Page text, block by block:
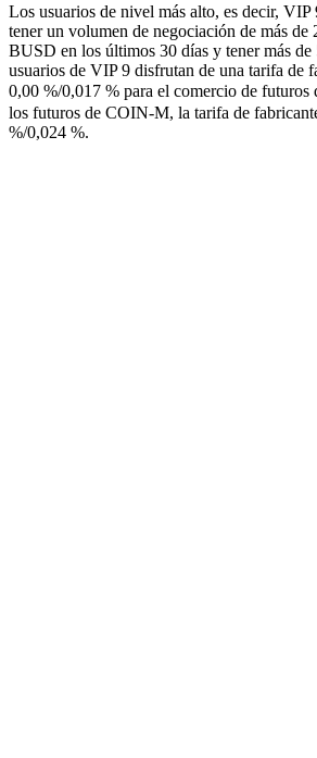
Los usuarios de nivel más alto, es decir, VIP
tener un volumen de negociación de más
BUSD en los últimos 30 días y tener más
usuarios de VIP 9 disfrutan de una tarifa de
0,00 %/0,017 % para el comercio de
los futuros de COIN-M, la tarifa de
%/0,024 %.